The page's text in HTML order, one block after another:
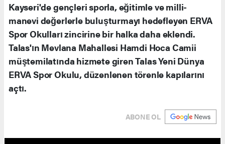
Kayseri'de gençleri sporla, eğitimle ve milli-
manevi değerlerle buluşturmayı hedefleyen ERVA
Spor Okulları zincirine bir halka daha eklendi.
Talas'ın Mevlana Mahallesi Hamdi Hoca Camii
müştemilatında hizmete giren Talas Yeni Dünya
ERVA Spor Okulu, düzenlenen törenle kapılarını
açtı.
ABONE OL